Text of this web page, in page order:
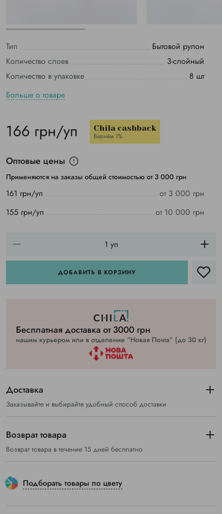
Тип
Бытовой рулон
Количество слоев
3-слойный
Количество в упаковке
8 шт
Больше о товаре
166 грн/уп Chila cashback
Вернём 1%
Оптовые цены
Применяются на заказы общей стоимостью от 3 000 грн
161 грн/уп
от 3 000 грн
155 грн/уп
от 10 000 грн
ДОБАВИТЬ В КОРЗИНУ
Бесплатная доставка от 3000 грн
нашим курьером или в отделение “Новая Почта” (до 30 кг)
Доставка
Заказывайте и выбирайте удобный способ доставки
Возврат товара
Возврат товара в течение 15 дней бесплатно
Подборать товары по цвету